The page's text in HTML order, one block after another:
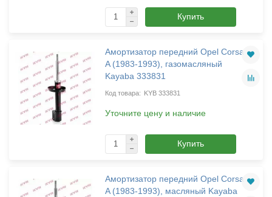
Купить
Амортизатор передний Opel Corsa
A (1983-1993), газомасляный
Kayaba 333831
KYB 333831
Уточните цену и наличие
Купить
Амортизатор передний Opel Corsa
A (1983-1993), масляный Kayaba